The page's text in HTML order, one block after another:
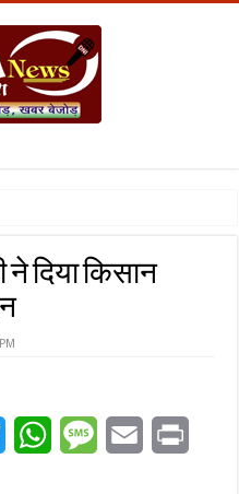
दिया किसान
TwitterWhatsAppMessageEmail